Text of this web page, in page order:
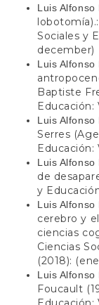
Luis Alfonso
Sociales y
december)
Luis Alfonso
Baptiste
Educación:
Luis Alfonso
Serres
Educación:
Luis Alfonso
de
y
Luis Alfonso
cerebro y
ciencias
Ciencias
(2018):
Luis Alfonso
Foucault